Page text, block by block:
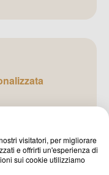
visitatori, per migliorare
e offrirti un'esperienza di
sui cookie utilizziamo